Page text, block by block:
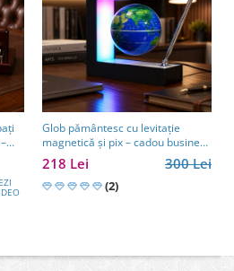
Glob pământesc cu levitație
magnetică și pix – cadou business
pentru bărbați pasionați de
tehnologie și călătorii
300 Lei
218 Lei
(2)